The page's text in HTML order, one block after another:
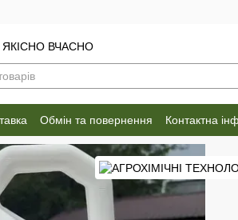
ЯКІСНО ВЧАСНО
Обмін та повернення Контактна